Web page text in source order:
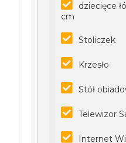
dziecięce
cm
Stoliczek
Krzesło
Stół
Telewizor
Internet